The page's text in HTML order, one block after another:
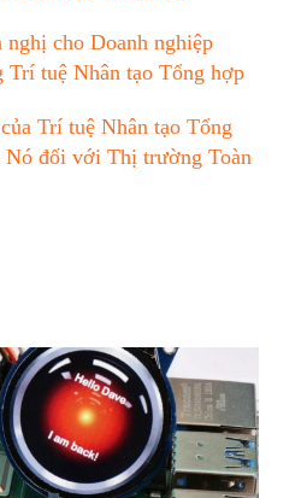
cho Doanh nghiệp
Trí tuệ Nhân tạo Tổng hợp
Trí tuệ Nhân tạo Tổng
Nó đối với Thị trường Toàn